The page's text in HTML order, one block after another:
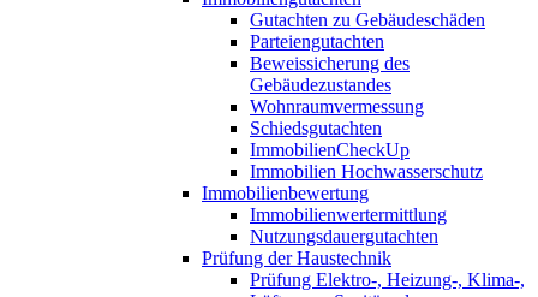
Gutachten zu Gebäudeschäden
Parteiengutachten
Beweissicherung des
Gebäudezustandes
Wohnraumvermessung
Schiedsgutachten
ImmobilienCheckUp
Immobilien Hochwasserschutz
Immobilienbewertung
Immobilienwertermittlung
Nutzungsdauergutachten
Prüfung der Haustechnik
Prüfung Elektro-, Heizung-, Klima-,